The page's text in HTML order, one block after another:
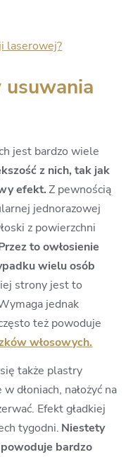
laserowej?
jest bardzo wiele
z nich, tak jak
efekt. Z pewnością
jednorazowej
z powierzchni
to owłosienie
wielu osób
strony jest to
jednak
też powoduje
włosowych.
także plastry
dłoniach, nałożyć na
Efekt gładkiej
tygodni. Niestety
bardzo